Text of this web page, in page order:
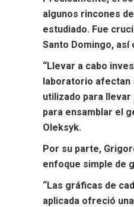
algunos rincones
estudiado. Fue
Santo Domingo,
“Llevar a cabo
laboratorio afectan
utilizado para llevar
para ensamblar el
Oleksyk.
Por su parte,
enfoque simple de
“Las gráficas de
aplicada ofreció